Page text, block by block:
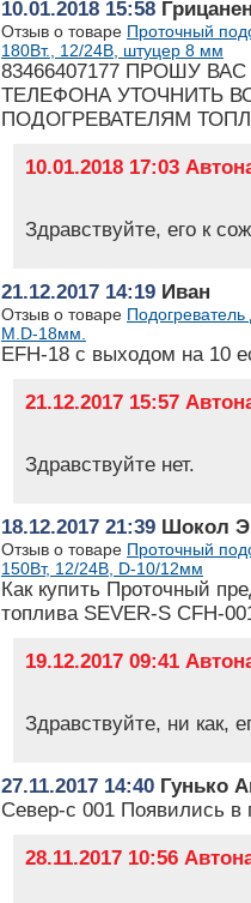
10.01.2018 15:58
Отзыв о товаре Проточный
180Вт., 12/24В, штуцер 8 мм
83466407177 ПРОШУ
ТЕЛЕФОНА УТОЧНИТЬ
ПОДОГРЕВАТЕЛЯМ
10.01.2018 17:03
Здравствуйте, его к
21.12.2017 14:19 Иван
Отзыв о товаре
М.D-18мм.
EFH-18 c выходом на 10
21.12.2017 15:57
Здравствуйте нет.
18.12.2017 21:39 Шокол
Отзыв о товаре Проточный
150Вт, 12/24В, D-10/12мм
Как купить Проточный
топлива SEVER-S CFH-
19.12.2017 09:41
Здравствуйте, ни как,
27.11.2017 14:40 Гунько
Север-с 001 Появились в
28.11.2017 10:56